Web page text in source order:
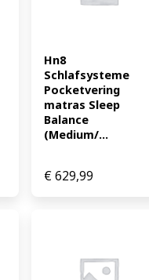
Hn8
Schlafsysteme
Pocketvering
matras Sleep
Balance
(Medium/...
€629,99